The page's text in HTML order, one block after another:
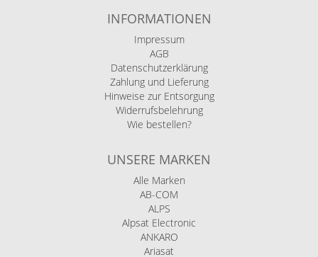
INFORMATIONEN
Impressum
AGB
Datenschutzerklärung
Zahlung und Lieferung
Hinweise zur Entsorgung
Widerrufsbelehrung
Wie bestellen?
UNSERE MARKEN
Alle Marken
AB-COM
ALPS
Alpsat Electronic
ANKARO
Ariasat